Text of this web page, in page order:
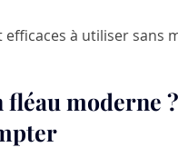
efficaces à utiliser
moderne